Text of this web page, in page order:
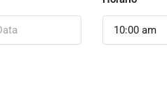
10:00 am